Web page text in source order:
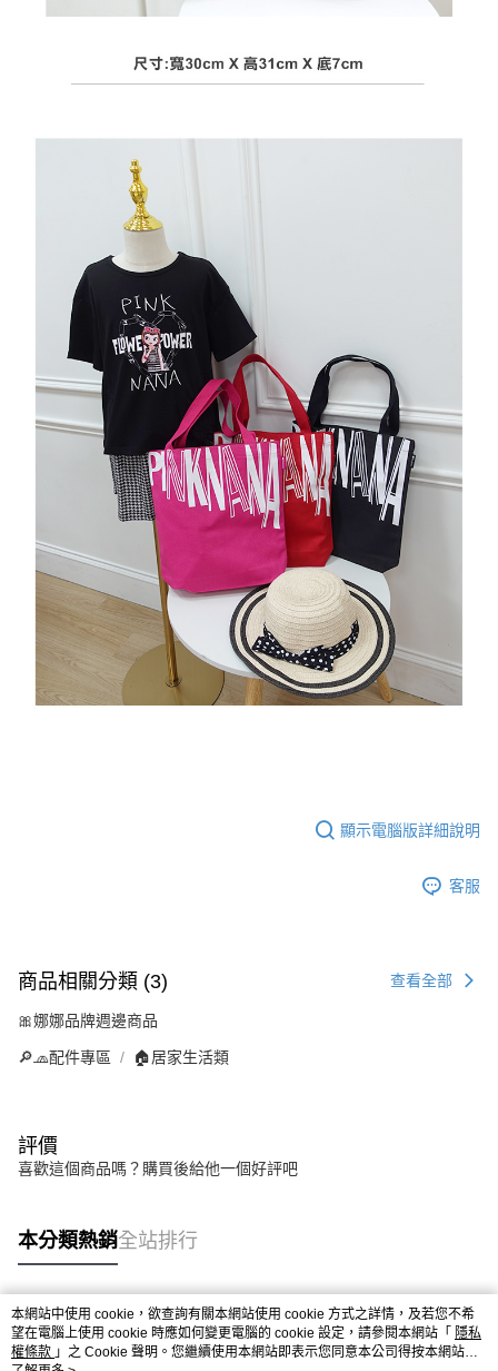
顯示電腦版詳細說明
客服
商品相關分類 (3) 查看全部
🎀娜娜品牌週邊商品
🔎🧢配件專區 🏠居家生活類
評價
喜歡這個商品嗎？購買後給他一個好評吧
本分類熱銷全站排行
熱門標籤
本網站中使用 cookie，欲查詢有關本網站使用 cookie 方式之詳情，及若您不希
望在電腦上使用 cookie 時應如何變更電腦的 cookie 設定，請參閱本網站「 隱私
權條款 」之 Cookie 聲明。您繼續使用本網站即表示您同意本公司得按本網站使